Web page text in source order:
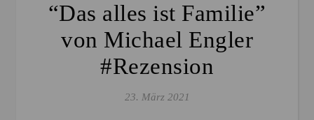
“Das alles ist Familie”
von Michael Engler
#Rezension
23. März 2021